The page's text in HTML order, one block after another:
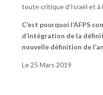
toute critique d’Israël et à
C’est pourquoi l’AFPS
d’intégration de la
nouvelle définition de
Le 25 Mars 2019